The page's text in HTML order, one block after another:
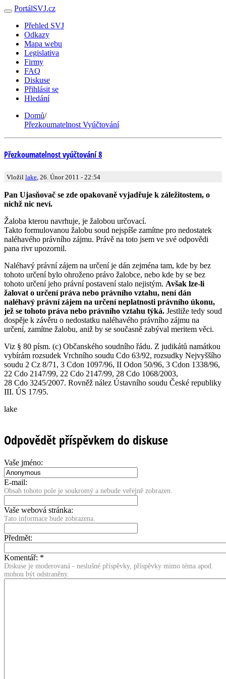
PortálSVJ.cz
Přehled SVJ
Odkazy
Mapa webu
Legislativa
Firmy
FAQ
Diskuse
Přihlásit se
Hledání
Domů/
Přezkoumatelnost Vyúčtování
Přezkoumatelnost vyúčtování 8
Vložil lake , 26. Únor 2011 - 22:54
Pan Ujasňovač se zde opakovaně vyjadřuje k záležitostem, o
nichž nic neví.
Žaloba kterou navrhuje, je žalobou určovací.
Takto formulovanou žalobu soud nejspíše zamítne pro nedostatek
naléhavého právního zájmu. Právě na toto jsem ve své odpovědi
pana rivr upozornil.
Naléhavý právní zájem na určení je dán zejména tam, kde by bez
tohoto určení bylo ohroženo právo žalobce, nebo kde by se bez
tohoto určení jeho právní postavení stalo nejistým. Avšak lze-li
žalovat o určení práva nebo právního vztahu, není dán
naléhavý právní zájem na určení neplatnosti právního úkonu,
jež se tohoto práva nebo právního vztahu týká. Jestliže tedy soud
dospěje k závěru o nedostatku naléhavého právního zájmu na
určení, zamítne žalobu, aniž by se současně zabýval meritem věci.
Viz § 80 písm. (c) Občanského soudního řádu. Z judikátů namátkou
vybírám rozsudek Vrchního soudu Cdo 63/92, rozsudky Nejvyššího
soudu 2 Cz 8/71, 3 Cdon 1097/96, II Odon 50/96, 3 Cdon 1338/96,
22 Cdo 2147/99, 22 Cdo 2147/99, 28 Cdo 1068/2003,
28 Cdo 3245/2007. Rovněž nález Ústavního soudu České republiky
III. ÚS 17/95.
lake
Odpovědět příspěvkem do diskuse
Vaše jméno:
E-mail:
Obsah tohoto pole je soukromý a nebude veřejně zobrazen.
Vaše webová stránka:
Tato informace bude zobrazena.
Předmět:
Komentář: *
Diskuse je moderovaná - neslušné příspěvky, příspěvky mimo téma apod.
mohou být odstraněny.